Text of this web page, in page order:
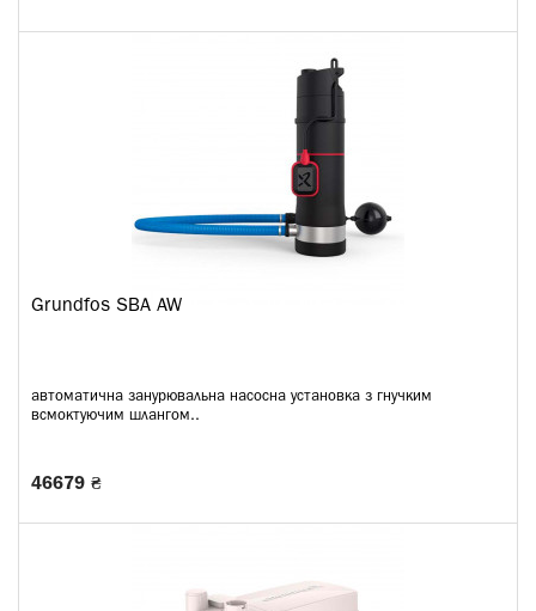
Grundfos SBA AW
автоматична занурювальна насосна установка з гнучким
всмоктуючим шлангом..
46679 ₴